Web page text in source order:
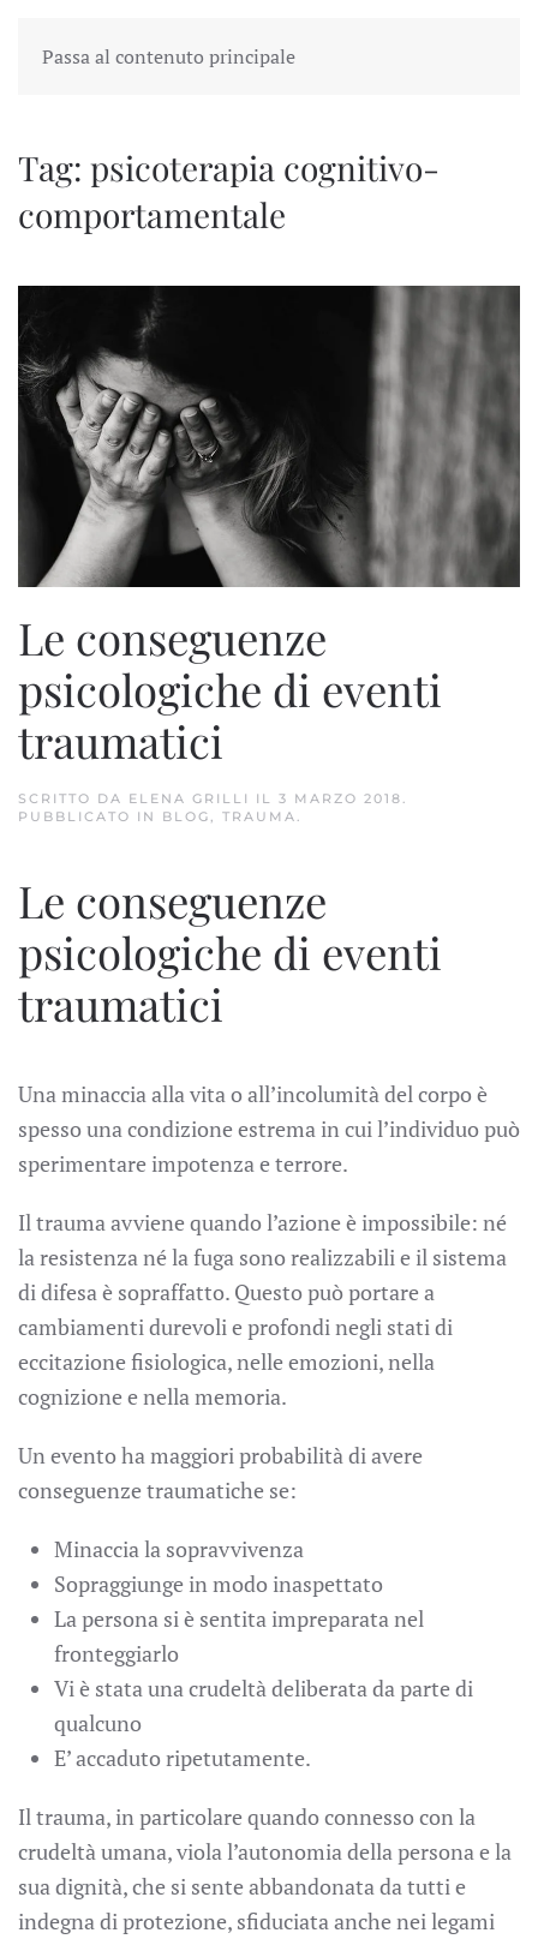
Passa al contenuto principale
Tag: psicoterapia cognitivo-
comportamentale
Le conseguenze
psicologiche di eventi
traumatici
SCRITTO DA ELENA GRILLI IL 3 MARZO 2018
PUBBLICATO IN BLOG TRAUMA
Le conseguenze
psicologiche di eventi
traumatici
Una minaccia alla vita o all’incolumità del corpo è
spesso una condizione estrema in cui l’individuo può
sperimentare impotenza e terrore.
Il trauma avviene quando l’azione è impossibile: né
la resistenza né la fuga sono realizzabili e il sistema
di difesa è sopraffatto. Questo può portare a
cambiamenti durevoli e profondi negli stati di
eccitazione fisiologica, nelle emozioni, nella
cognizione e nella memoria.
Un evento ha maggiori probabilità di avere
conseguenze traumatiche se:
Minaccia la sopravvivenza
Sopraggiunge in modo inaspettato
La persona si è sentita impreparata nel
fronteggiarlo
Vi è stata una crudeltà deliberata da parte di
qualcuno
E’ accaduto ripetutamente.
Il trauma, in particolare quando connesso con la
crudeltà umana, viola l’autonomia della persona e la
sua dignità, che si sente abbandonata da tutti e
indegna di protezione, sfiduciata anche nei legami